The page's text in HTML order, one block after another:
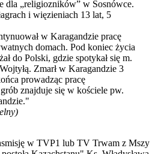
dla „religiozników” w Sosnówce.
i więzieniach 13 lat, 5
w Karagandzie pracę
domach. Pod koniec życia
do Polski, gdzie spotykał się m.
Zmarł w Karagandzie 3
prowadząc pracę
znajduje się w kościele pw.
w TVP1 lub TV Trwam z Mszy